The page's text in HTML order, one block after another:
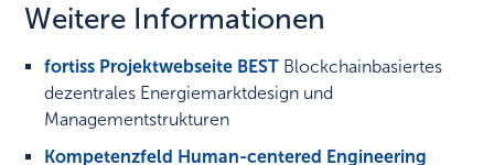
Weitere Informationen
fortiss Projektwebseite BEST Blockchainbasiertes
dezentrales Energiemarktdesign und
Managementstrukturen
Kompetenzfeld Human-centered Engineering